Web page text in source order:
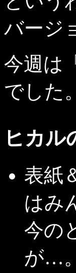
バージ
今週は
でした。
ヒカル
表紙
はみ
今の
が…。